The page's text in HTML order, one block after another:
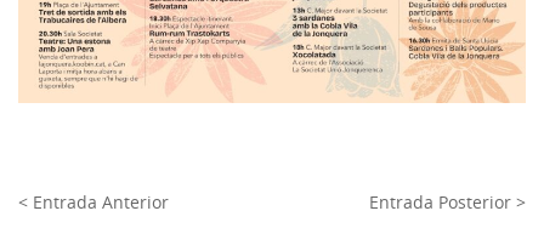
< Entrada Anterior Entrada Posterior >